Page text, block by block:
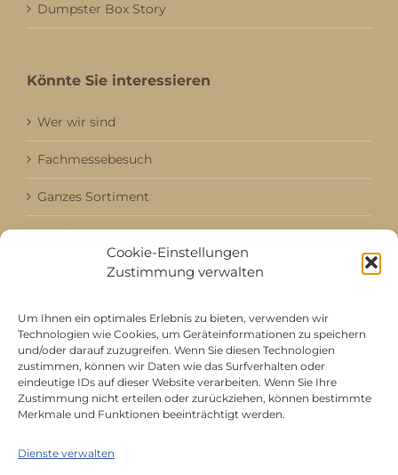
Cookie-Einstellungen
Zustimmung verwalten
Um Ihnen ein optimales Erlebnis zu bieten, verwenden wir
Technologien wie Cookies, um Geräteinformationen zu speichern
und/oder darauf zuzugreifen. Wenn Sie diesen Technologien
zustimmen, können wir Daten wie das Surfverhalten oder
eindeutige IDs auf dieser Website verarbeiten. Wenn Sie Ihre
Zustimmung nicht erteilen oder zurückziehen, können bestimmte
Merkmale und Funktionen beeinträchtigt werden.
Dienste verwalten
Dumpster Box Story
Könnte Sie interessieren
Wer wir sind
Fachmessebesuch
Ganzes Sortiment
Kataloge
Aktuell / Saison
Mitgliedschaft bei